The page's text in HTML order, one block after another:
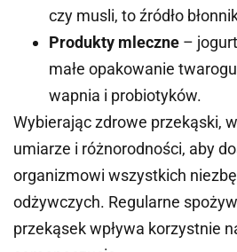
czy musli, to źródło
Produkty mleczne –
małe opakowanie
wapnia i probiotyków.
Wybierając zdrowe przekąski,
umiarze i różnorodności, aby
organizmowi wszystkich
odżywczych. Regularne
przekąsek wpływa korzystnie